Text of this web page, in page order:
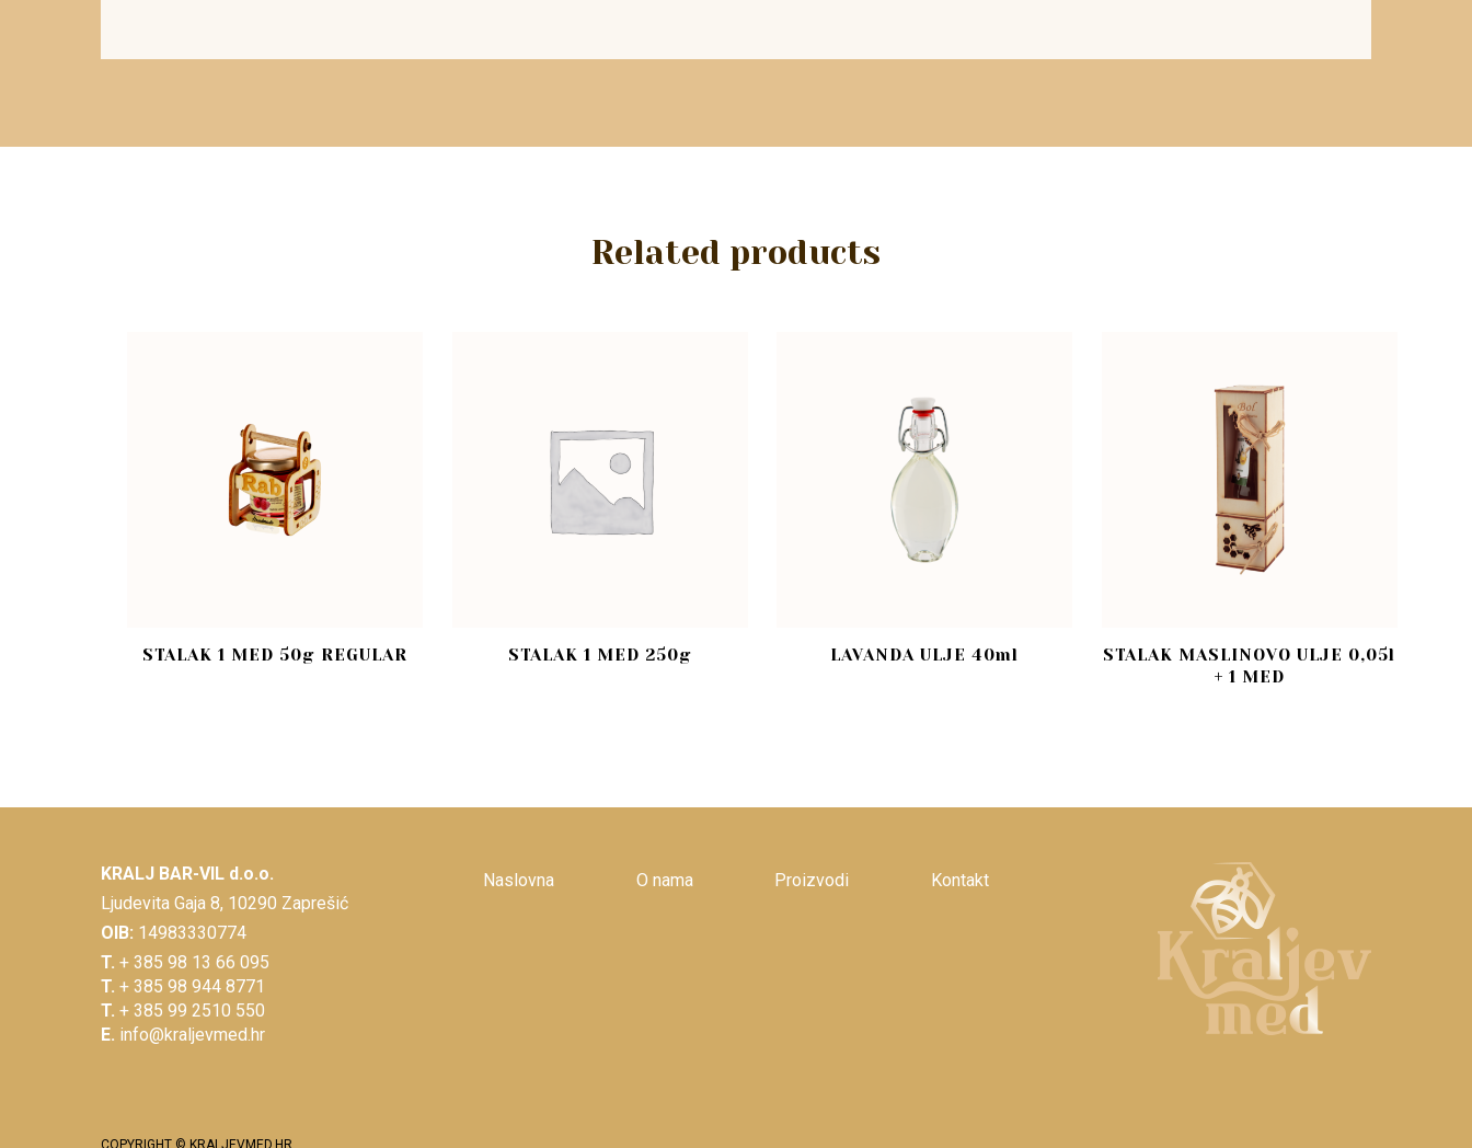
Related products
STALAK 1 MED 50g REGULAR STALAK 1 MED 250g LAVANDA ULJE 40ml
STALAK MASLINOVO ULJE 0,05l
+ 1 MED
KRALJ BAR-VIL d.o.o.
Ljudevita Gaja 8, 10290 Zaprešić
OIB: 14983330774
T. + 385 98 13 66 095
T. + 385 98 944 8771
T. + 385 99 2510 550
E. info@kraljevmed.hr
Naslovna O nama Proizvodi Kontakt
COPYRIGHT © KRALJEVMED.HR.